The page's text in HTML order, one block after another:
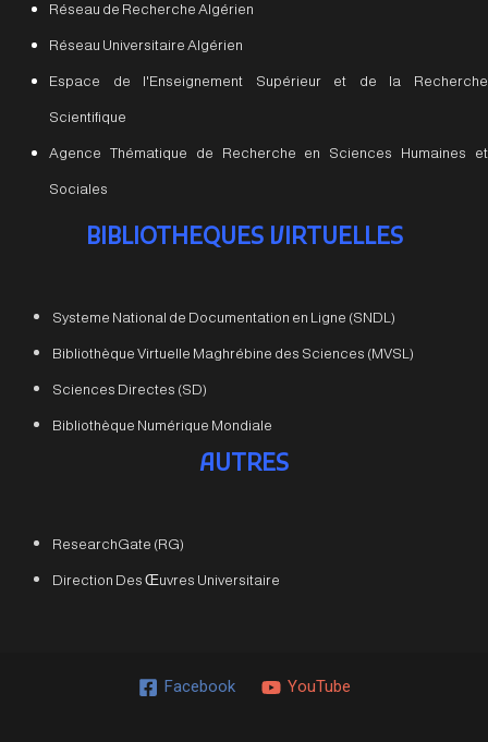
Réseau de Recherche Algérien
Réseau Universitaire Algérien
Espace de l'Enseignement Supérieur et de la Recherche
Scientifique
Agence Thématique de Recherche en Sciences Humaines et
Sociales
BIBLIOTHEQUES VIRTUELLES
Systeme National de Documentation en Ligne (SNDL)
Bibliothèque Virtuelle Maghrébine des Sciences (MVSL)
Sciences Directes (SD)
Bibliothèque Numérique Mondiale
AUTRES
ResearchGate (RG)
Direction Des Œuvres Universitaire
Facebook YouTube